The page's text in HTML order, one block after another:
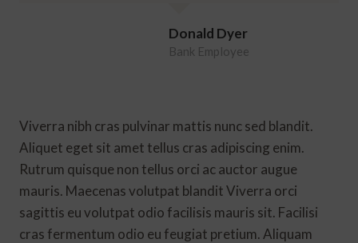
Donald Dyer
Bank Employee
Viverra nibh cras pulvinar mattis nunc sed blandit.
Aliquet eget sit amet tellus cras adipiscing enim.
Rutrum quisque non tellus orci ac auctor augue
mauris. Maecenas volutpat blandit Viverra orci
sagittis eu volutpat odio facilisis mauris sit. Facilisi
cras fermentum odio eu feugiat pretium. Aliquam